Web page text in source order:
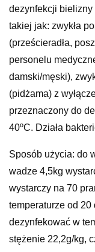
dezynfekcji
takiej jak: zwykła
(prześcieradła,
personelu
damski/męski),
(pidżama) z
przeznaczony do
40ºC. Działa
Sposób użycia: do
wadze 4,5kg
wystarczy na 70
temperaturze od
dezynfekować w
stężenie 22,2g/kg,